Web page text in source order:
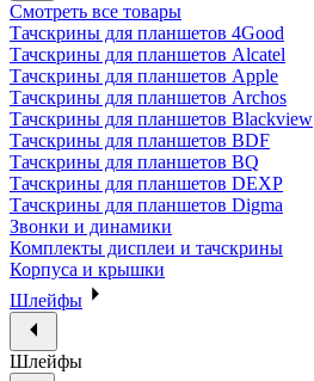
Смотреть все товары
Тачскрины для планшетов 4Good
Тачскрины для планшетов Alcatel
Тачскрины для планшетов Apple
Тачскрины для планшетов Archos
Тачскрины для планшетов Blackview
Тачскрины для планшетов BDF
Тачскрины для планшетов BQ
Тачскрины для планшетов DEXP
Тачскрины для планшетов Digma
Звонки и динамики
Комплекты дисплеи и тачскрины
Корпуса и крышки
Шлейфы
Шлейфы